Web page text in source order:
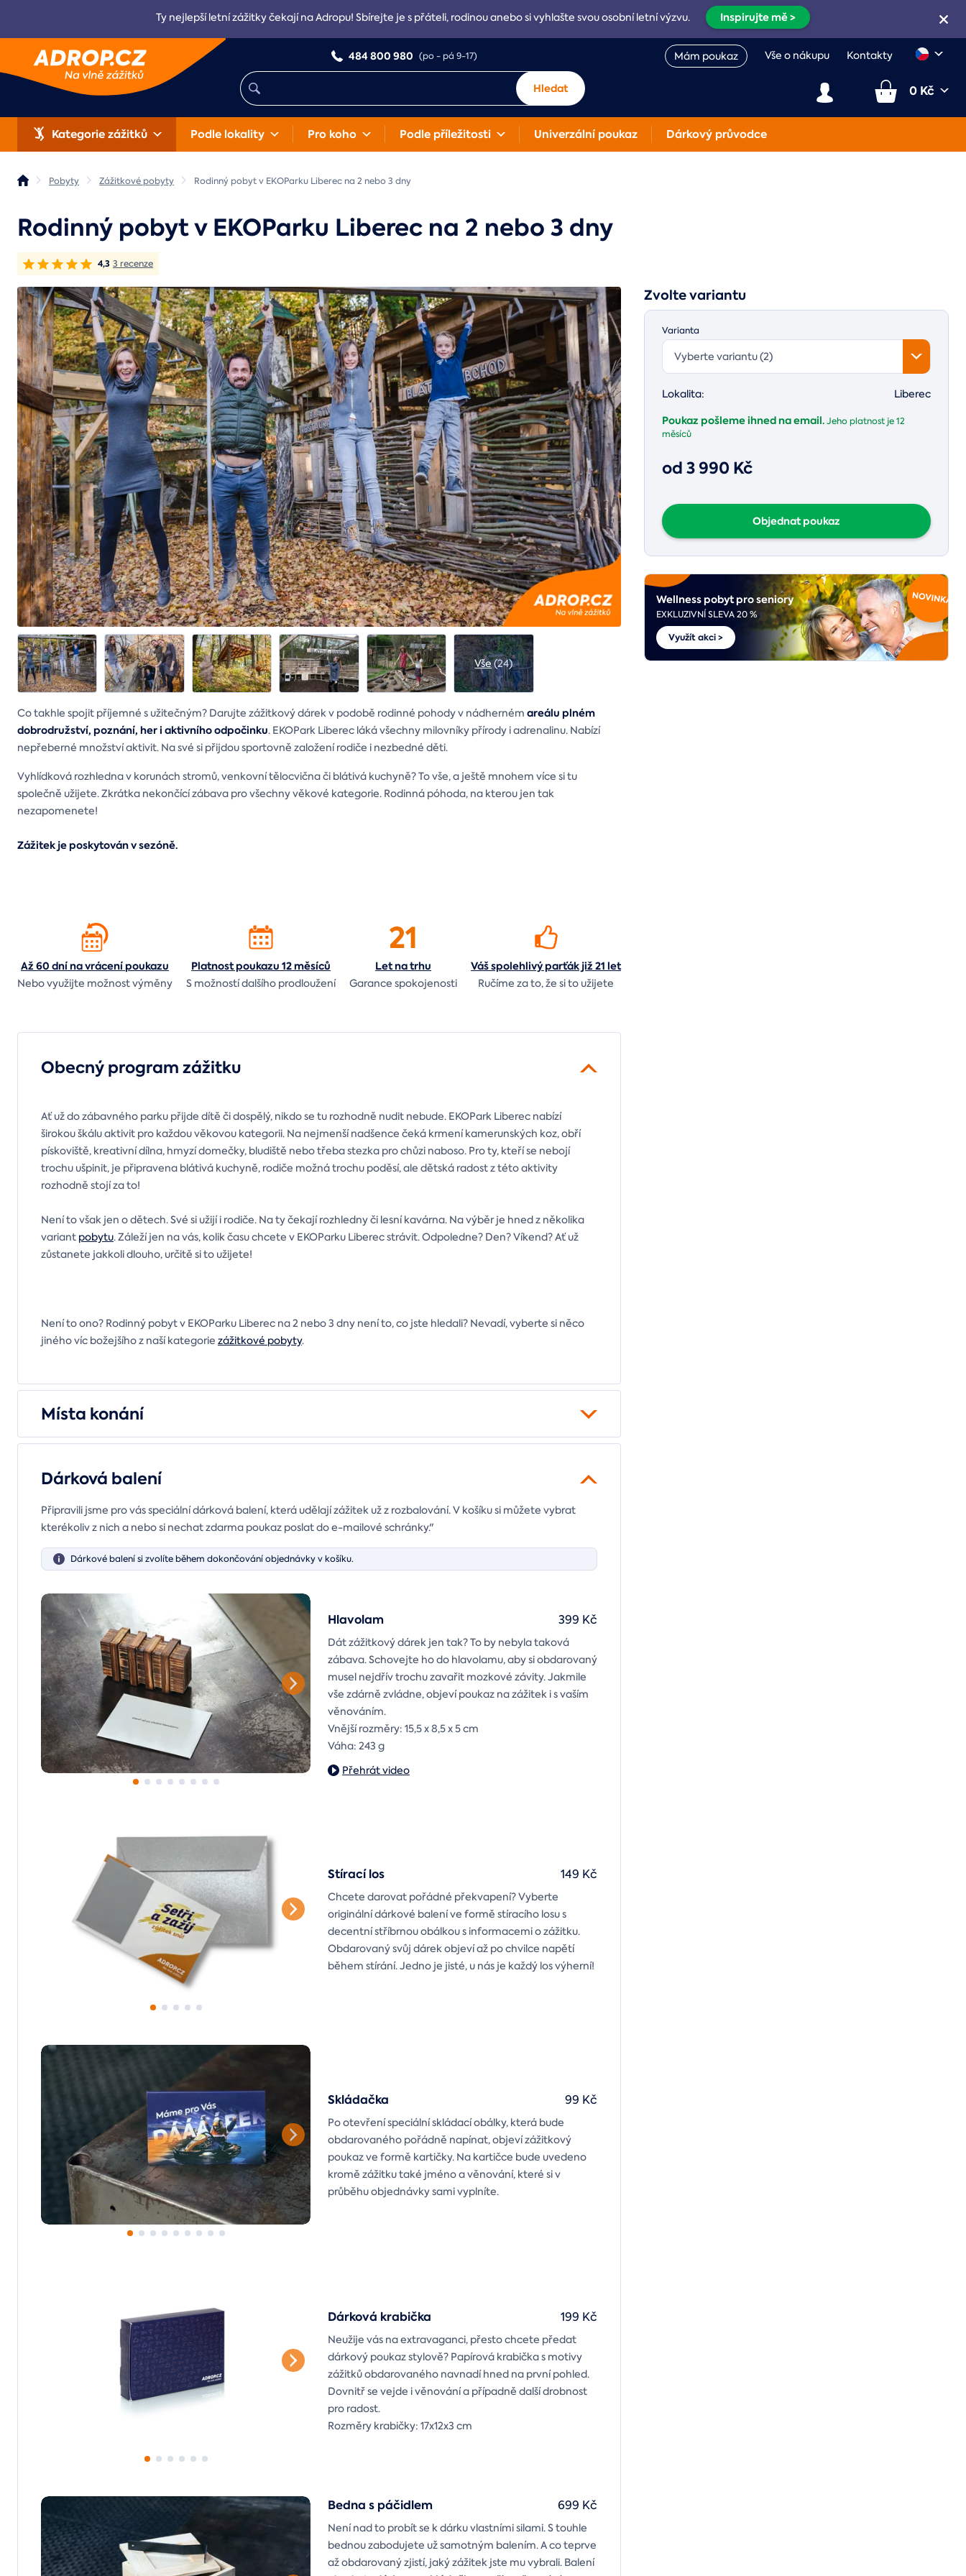
Ty nejlepší letní zážitky čekají na Adropu! Sbírejte je s přáteli, rodinou anebo si vyhlašte svou osobní letní výzvu. Inspirujte mě >
484 800 980 (po - pá 9-17) Mám poukaz Vše o nákupu Kontakty
Hledat 0 Kč
Kategorie zážitků Podle lokality Pro koho Podle příležitosti Univerzální poukaz Dárkový průvodce
Pobyty Zážitkové pobyty Rodinný pobyt v EKOParku Liberec na 2 nebo 3 dny
Rodinný pobyt v EKOParku Liberec na 2 nebo 3 dny
4,3 3 recenze
Vše(24)
Zvolte variantu
Varianta
Vyberte variantu (2)
Lokalita: Liberec
Poukaz pošleme ihned na email.Jeho platnost je12
měsíců
od 3 990 Kč
Objednat poukaz
Wellness pobyt pro seniory
EXKLUZIVNÍ SLEVA 20 %
Využít akci >
Co takhle spojit příjemné s užitečným? Darujte zážitkový dárek v podobě rodinné pohody v nádherném areálu plném
dobrodružství, poznání, her i aktivního odpočinku. EKOPark Liberec láká všechny milovníky přírody i adrenalinu. Nabízí
nepřeberné množství aktivit. Na své si přijdou sportovně založení rodiče i nezbedné děti.
Vyhlídková rozhledna v korunách stromů, venkovní tělocvična či blátivá kuchyně? To vše, a ještě mnohem více si tu
společně užijete. Zkrátka nekončící zábava pro všechny věkové kategorie. Rodinná póhoda, na kterou jen tak
nezapomenete!
Zážitek je poskytován v sezóně.
Až 60 dní na vrácenípoukazu
Nebo využijte možnost výměny
Platnost poukazu 12 měsíců
S možností dalšího prodloužení
21
Letna trhu
Garance spokojenosti
Váš spolehlivý parťák již 21 let
Ručíme za to,že si to užijete
Obecný program zážitku
Ať už do zábavného parku přijde dítě či dospělý, nikdo se tu rozhodně nudit nebude. EKOPark Liberec nabízí
širokou škálu aktivit pro každou věkovou kategorii. Na nejmenší nadšence čeká krmení kamerunských koz, obří
pískoviště, kreativní dílna, hmyzí domečky, bludiště nebo třeba stezka pro chůzi naboso. Pro ty, kteří se nebojí
trochu ušpinit, je připravena blátivá kuchyně, rodiče možná trochu poděsí, ale dětská radost z této aktivity
rozhodně stojí za to!
Není to však jen o dětech. Své si užijí i rodiče. Na ty čekají rozhledny či lesní kavárna. Na výběr je hned z několika
variant pobytu. Záleží jen na vás, kolik času chcete v EKOParku Liberec strávit. Odpoledne? Den? Víkend? Ať už
zůstanete jakkoli dlouho, určitě si to užijete!
Není to ono? Rodinný pobyt v EKOParku Liberec na 2 nebo 3 dny není to, co jste hledali? Nevadí, vyberte si něco
jiného víc božejšího z naší kategorie zážitkové pobyty.
Místa konání
Dárková balení
Připravili jsme pro vás speciální dárková balení, která udělají zážitek už z rozbalování. V košíku si můžete vybrat
kterékoliv z nich a nebo si nechat zdarma poukaz poslat do e-mailové schránky."
Dárkové balení si zvolíte během dokončování objednávky v košíku.
Hlavolam
Dát zážitkový dárek jen tak? To by nebyla taková
zábava. Schovejte ho do hlavolamu, aby si obdarovaný
musel nejdřív trochu zavařit mozkové závity. Jakmile
vše zdárně zvládne, objeví poukaz na zážitek i s vaším
věnováním.
Vnější rozměry: 15,5 x 8,5 x 5 cm
Váha: 243 g
399 Kč
Přehrát video
Stírací los
Chcete darovat pořádné překvapení? Vyberte
originální dárkové balení ve formě stíracího losu s
decentní stříbrnou obálkou s informacemi o zážitku.
Obdarovaný svůj dárek objeví až po chvilce napětí
během stírání. Jedno je jisté, u nás je každý los výherní!
149 Kč
Skládačka
Po otevření speciální skládací obálky, která bude
obdarovaného pořádně napínat, objeví zážitkový
poukaz ve formě kartičky. Na kartičce bude uvedeno
kromě zážitku také jméno a věnování, které si v
průběhu objednávky sami vyplníte.
99 Kč
Dárková krabička
Neužije vás na extravaganci, přesto chcete předat
dárkový poukaz stylově? Papírová krabička s motivy
zážitků obdarovaného navnadí hned na první pohled.
Dovnitř se vejde i věnování a případně další drobnost
pro radost.
Rozměry krabičky: 17x12x3 cm
199 Kč
Bedna s páčidlem
Není nad to probít se k dárku vlastními silami. S touhle
bednou zabodujete už samotným balením. A co teprve
až obdarovaný zjistí, jaký zážitek jste mu vybrali. Balení
699 Kč